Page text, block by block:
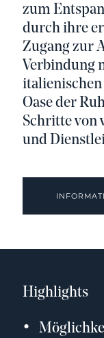
zum
durch ihre
Zugang zur
Verbindung
Oase der
Schritte von
und
Highlights